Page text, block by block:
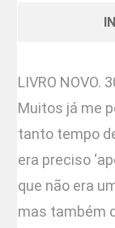
LIVRO NOVO.
Muitos já me
tanto tempo
era preciso
que não era
mas também